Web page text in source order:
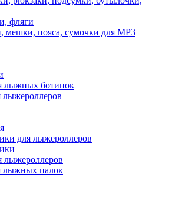
фляги
мешки, пояса, сумочки для MP3
лыжных ботинок
лыжероллеров
для лыжероллеров
лыжероллеров
лыжных палок